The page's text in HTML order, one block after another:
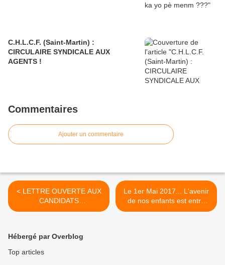
C.H.L.C.F. (Saint-Martin) :
CIRCULAIRE SYNDICALE AUX
AGENTS !
Commentaires
Ajouter un commentaire
< LETTRE OUVERTE AUX
CANDIDATS
PROGRESSISTES A LA
Le 1er Mai 2017... L'avenir
de nos enfants est entre
nos mains ! >
Hébergé par Overblog
Top articles